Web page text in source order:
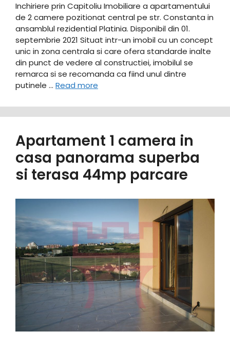
Inchiriere prin Capitoliu Imobiliare a apartamentului
de 2 camere pozitionat central pe str. Constanta in
ansamblul rezidential Platinia. Disponibil din 01.
septembrie 2021 Situat intr-un imobil cu un concept
unic in zona centrala si care ofera standarde inalte
din punct de vedere al constructiei, imobilul se
remarca si se recomanda ca fiind unul dintre
putinele … Read more
Apartament 1 camera in
casa panorama superba
si terasa 44mp parcare